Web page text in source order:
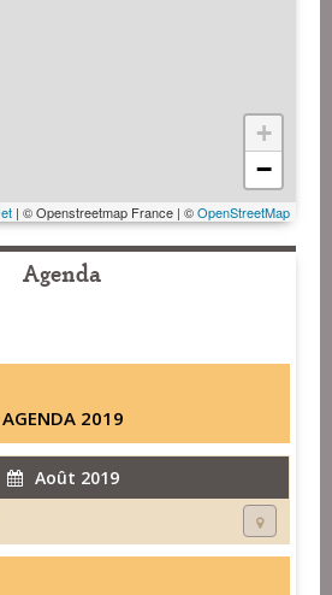
+
−
| © Openstreetmap France | ©OpenStreetMap
Agenda
AGENDA 2019
Août 2019